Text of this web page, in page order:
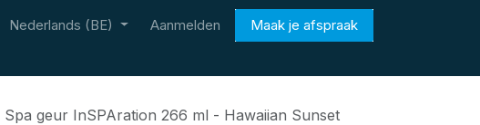
Nederlands (BE) Aanmelden Maak je afspraak
Spa geur InSPAration 266 ml - Hawaiian Sunset